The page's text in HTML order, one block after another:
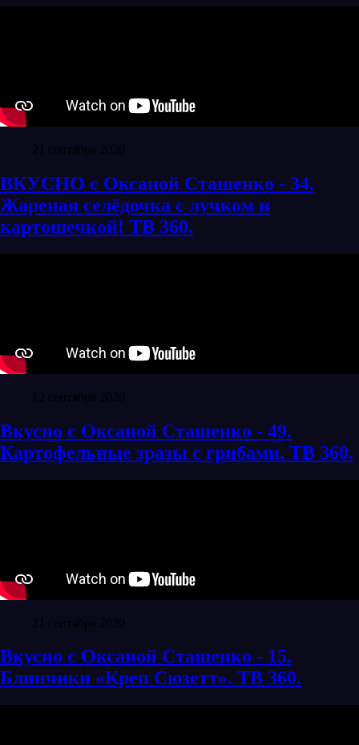
21 сентября 2020
ВКУСНО с Оксаной Сташенко - 34.
Жареная селёдочка с лучком и
картошечкой! ТВ 360.
12 сентября 2020
Вкусно с Оксаной Сташенко - 49.
Картофельные зразы с грибами. ТВ 360.
21 сентября 2020
Вкусно с Оксаной Сташенко - 15.
Блинчики «Креп Сюзетт». ТВ 360.